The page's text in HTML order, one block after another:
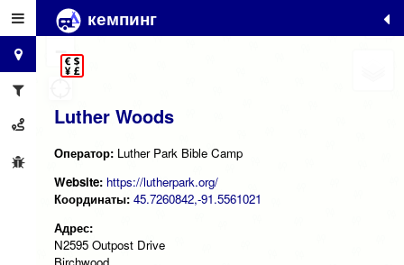
кемпинг
Luther Woods
Оператор: Luther Park Bible Camp
Website: https://lutherpark.org/
Координаты: 45.7260842,-91.5561021
Адрес:
N2595 Outpost Drive
+
−